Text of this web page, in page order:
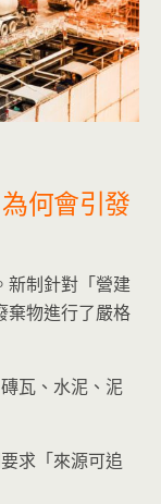
何會引發
新制針對「營建
棄物進行了嚴格
瓦、水泥、泥
求「來源可追